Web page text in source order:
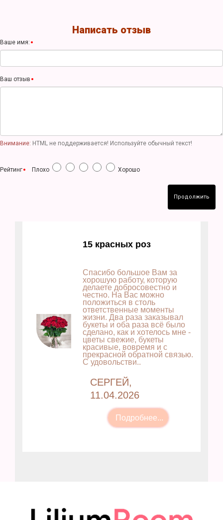
Написать отзыв
Ваше имя:
Ваш отзыв
Внимание: HTML не поддерживается! Используйте обычный текст!
Рейтинг Плохо Хорошо
Продолжить
15 красных роз
Спасибо большое Вам за
хорошую работу, которую
делаете добросовестно и
честно. На Вас можно
положиться в столь
ответственные моменты
жизни. Два раза заказывал
букеты и оба раза всё было
сделано, как и хотелось мне -
цветы свежие, букеты
красивые, вовремя и с
прекрасной обратной связью.
С удовольстви..
СЕРГЕЙ,
11.04.2026